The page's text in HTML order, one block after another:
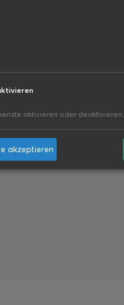
aktivieren oder deaktivieren.
akzeptieren